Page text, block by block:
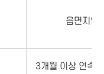
읍면지역
3개월 이상 연속